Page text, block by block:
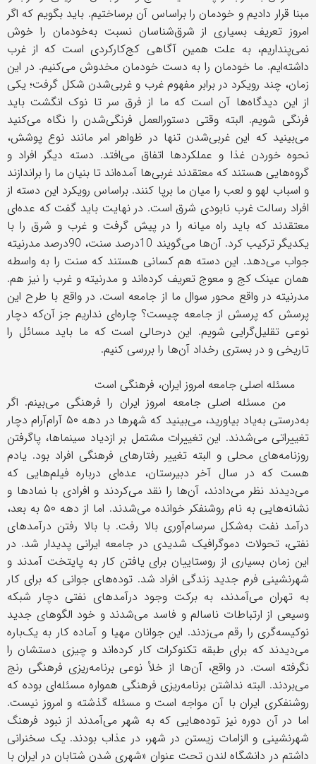
مبنا قرار دادیم و خودمان را براساس آن برساختیم. باید بگویم که اگر
امروز تعریف بسیاری از شرق‌شناسان نسبت به‌خودمان را خوش
نمی‌پنداریم، به علت همین آگاهی کج‌کارکردی است که از غرب
داشته‌ایم. ما خودمان را به دست خودمان مخدوش می‌کنیم. در این
زمان، چند رویکرد در برابر مفهوم غرب و غربی‌شدن شکل گرفت؛ یکی
از این دیدگاه‌ها آن است که ما از فرق سر تا نوک انگشت باید
فرنگی شویم. البته وقتی دستورالعمل فرنگی‌شدن را نگاه می‌کنید
می‌بینید که این غربی‌شدن تنها در ظواهر امر مانند نوع پوشش،
نحوه خوردن غذا و عملکردها اتفاق می‌افتد. دسته دیگر افراد و
گروه‌هایی هستند که معتقدند غربی‌ها آمده‌اند تا بنیان ما را براندازند
و اسباب لهو و لعب را میان ما برپا کنند. براساس رویکرد این دسته از
افراد رسالت غرب نابودی شرق است. در نهایت باید گفت که عده‌ای
معتقدند که باید راه میانه را در پیش گرفت و غرب و شرق را با
یکدیگر ترکیب کرد. آن‌ها می‌گویند 10درصد سنت، 90‌درصد مدرنیته
جواب می‌دهد. این دسته هم کسانی هستند که سنت را به واسطه
همان عینک کج و معوج تعریف کرده‌اند و مدرنیته و غرب را نیز هم.
مدرنیته در واقع محور سوال ما از جامعه است. در واقع با طرح این
پرسش که پرسش از جامعه چیست؟ چاره‌ای نداریم جز آن‌که دچار
نوعی تقلیل‌گرایی شویم. این درحالی است که ما باید مسائل را
تاریخی و در بستری رخداد آن‌ها را بررسی کنیم.
مسئله اصلی جامعه امروز ایران، فرهنگی است
من مسئله اصلی جامعه امروز ایران را فرهنگی می‌بینم. اگر
به‌درستی به‌یاد بیاورید، می‌بینید که شهرها در دهه ۵۰ آرام‌آرام دچار
تغییراتی می‌شدند. این تغییرات مشتمل بر ازدیاد سینماها، پاگرفتن
روزنامه‌های محلی و البته تغییر رفتارهای فرهنگی افراد بود. یادم
هست که در سال آخر دبیرستان، عده‌ای درباره فیلم‌هایی که
می‌دیدند نظر می‌دادند، آن‌ها را نقد می‌کردند و افرادی با نمادها و
نشانه‌هایی به نام روشنفکر خوانده می‌شدند. اما از دهه ۵۰ به بعد،
درآمد نفت به‌شکل سرسام‌آوری بالا رفت. با بالا رفتن درآمدهای
نفتی، تحولات دموگرافیک شدیدی در جامعه ایرانی پدیدار شد. در
این زمان بسیاری از روستاییان برای یافتن کار به پایتخت آمدند و
شهرنشینی فرم جدید زندگی افراد شد. توده‌های جوانی که برای کار
به تهران می‌آمدند، به برکت وجود درآمدهای نفتی دچار شبکه‌
وسیعی از ارتباطات ناسالم و فاسد می‌شدند و خود الگوهای جدید
نوکیسه‌گری را رقم می‌زدند. این جوانان مهیا و آماده کار به یک‌باره
می‌دیدند که برای طبقه تکنوکرات کار کرده‌اند و چیزی دستشان را
نگرفته است. در واقع، آن‌ها از خلأ نوعی برنامه‌ریزی فرهنگی رنج
می‌بردند. البته نداشتن برنامه‌ریزی فرهنگی همواره مسئله‌ای بوده که
روشنفکری ایران با آن مواجه است و مسئله گذشته و امروز نیست.
اما در آن دوره نیز توده‌هایی که به شهر می‌آمدند از نبود فرهنگ
شهرنشینی و الزامات زیستن در شهر، در عذاب بودند. یک سخنرانی
داشتم در دانشگاه لندن تحت عنوان «شهری شدن شتابان در ایران با